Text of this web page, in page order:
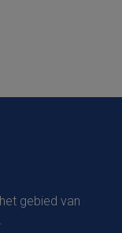
gebied van